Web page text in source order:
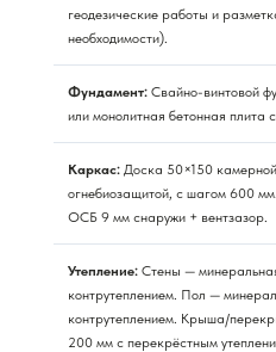
геодезические работы и
необходимости).
Фундамент: Свайно-винтовой
или монолитная бетонная плита
Каркас: Доска 50×150
огнебиозащитой, с шагом 600
ОСБ 9 мм снаружи + вентзазор.
Утепление: Стены —
контрутеплением. Пол —
контрутеплением. Крыша/
200 мм с перекрёстным